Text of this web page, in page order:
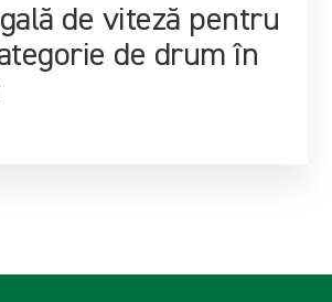
de viteză pentru
de drum în